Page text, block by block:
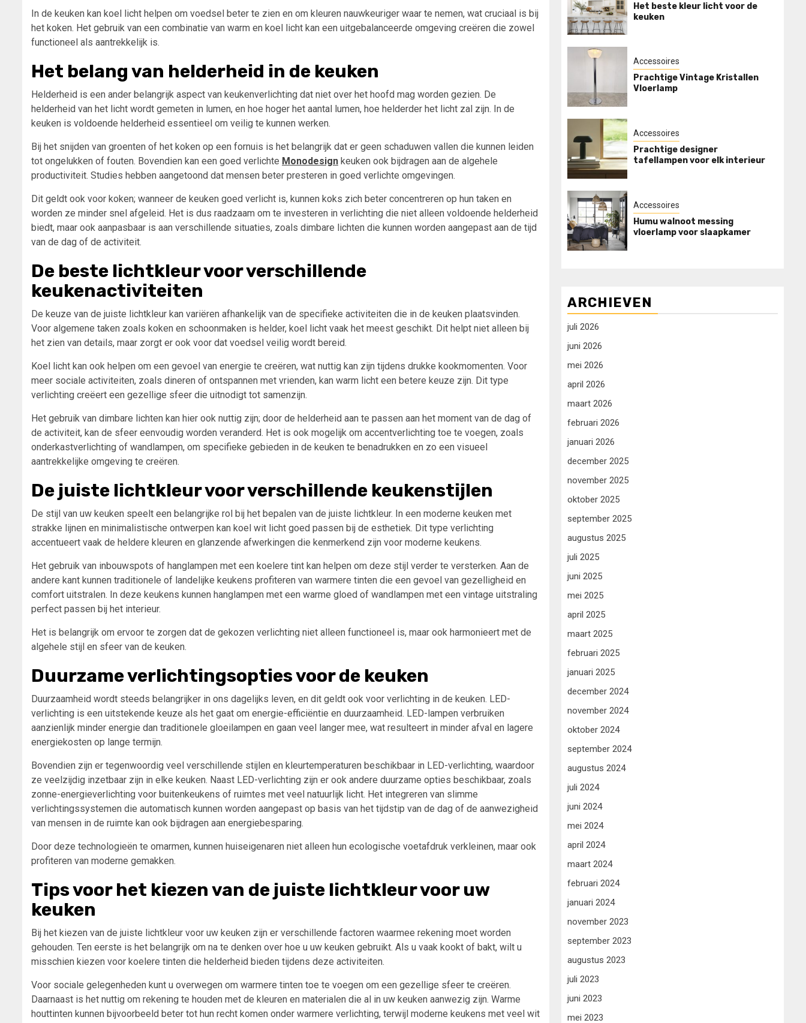
In de keuken kan koel licht helpen om voedsel beter te zien en om kleuren nauwkeuriger waar te nemen, wat cruciaal is bij
het koken. Het gebruik van een combinatie van warm en koel licht kan een uitgebalanceerde omgeving creëren die zowel
functioneel als aantrekkelijk is.
Het belang van helderheid in de keuken
Helderheid is een ander belangrijk aspect van keukenverlichting dat niet over het hoofd mag worden gezien. De
helderheid van het licht wordt gemeten in lumen, en hoe hoger het aantal lumen, hoe helderder het licht zal zijn. In de
keuken is voldoende helderheid essentieel om veilig te kunnen werken.
Bij het snijden van groenten of het koken op een fornuis is het belangrijk dat er geen schaduwen vallen die kunnen leiden
tot ongelukken of fouten. Bovendien kan een goed verlichte Monodesign keuken ook bijdragen aan de algehele
productiviteit. Studies hebben aangetoond dat mensen beter presteren in goed verlichte omgevingen.
Dit geldt ook voor koken; wanneer de keuken goed verlicht is, kunnen koks zich beter concentreren op hun taken en
worden ze minder snel afgeleid. Het is dus raadzaam om te investeren in verlichting die niet alleen voldoende helderheid
biedt, maar ook aanpasbaar is aan verschillende situaties, zoals dimbare lichten die kunnen worden aangepast aan de tijd
van de dag of de activiteit.
De beste lichtkleur voor verschillende
keukenactiviteiten
De keuze van de juiste lichtkleur kan variëren afhankelijk van de specifieke activiteiten die in de keuken plaatsvinden.
Voor algemene taken zoals koken en schoonmaken is helder, koel licht vaak het meest geschikt. Dit helpt niet alleen bij
het zien van details, maar zorgt er ook voor dat voedsel veilig wordt bereid.
Koel licht kan ook helpen om een gevoel van energie te creëren, wat nuttig kan zijn tijdens drukke kookmomenten. Voor
meer sociale activiteiten, zoals dineren of ontspannen met vrienden, kan warm licht een betere keuze zijn. Dit type
verlichting creëert een gezellige sfeer die uitnodigt tot samenzijn.
Het gebruik van dimbare lichten kan hier ook nuttig zijn; door de helderheid aan te passen aan het moment van de dag of
de activiteit, kan de sfeer eenvoudig worden veranderd. Het is ook mogelijk om accentverlichting toe te voegen, zoals
onderkastverlichting of wandlampen, om specifieke gebieden in de keuken te benadrukken en zo een visueel
aantrekkelijke omgeving te creëren.
De juiste lichtkleur voor verschillende keukenstijlen
De stijl van uw keuken speelt een belangrijke rol bij het bepalen van de juiste lichtkleur. In een moderne keuken met
strakke lijnen en minimalistische ontwerpen kan koel wit licht goed passen bij de esthetiek. Dit type verlichting
accentueert vaak de heldere kleuren en glanzende afwerkingen die kenmerkend zijn voor moderne keukens.
Het gebruik van inbouwspots of hanglampen met een koelere tint kan helpen om deze stijl verder te versterken. Aan de
andere kant kunnen traditionele of landelijke keukens profiteren van warmere tinten die een gevoel van gezelligheid en
comfort uitstralen. In deze keukens kunnen hanglampen met een warme gloed of wandlampen met een vintage uitstraling
perfect passen bij het interieur.
Het is belangrijk om ervoor te zorgen dat de gekozen verlichting niet alleen functioneel is, maar ook harmonieert met de
algehele stijl en sfeer van de keuken.
Duurzame verlichtingsopties voor de keuken
Duurzaamheid wordt steeds belangrijker in ons dagelijks leven, en dit geldt ook voor verlichting in de keuken. LED-
verlichting is een uitstekende keuze als het gaat om energie-efficiëntie en duurzaamheid. LED-lampen verbruiken
aanzienlijk minder energie dan traditionele gloeilampen en gaan veel langer mee, wat resulteert in minder afval en lagere
energiekosten op lange termijn.
Bovendien zijn er tegenwoordig veel verschillende stijlen en kleurtemperaturen beschikbaar in LED-verlichting, waardoor
ze veelzijdig inzetbaar zijn in elke keuken. Naast LED-verlichting zijn er ook andere duurzame opties beschikbaar, zoals
zonne-energieverlichting voor buitenkeukens of ruimtes met veel natuurlijk licht. Het integreren van slimme
verlichtingssystemen die automatisch kunnen worden aangepast op basis van het tijdstip van de dag of de aanwezigheid
van mensen in de ruimte kan ook bijdragen aan energiebesparing.
Door deze technologieën te omarmen, kunnen huiseigenaren niet alleen hun ecologische voetafdruk verkleinen, maar ook
profiteren van moderne gemakken.
Tips voor het kiezen van de juiste lichtkleur voor uw
keuken
Bij het kiezen van de juiste lichtkleur voor uw keuken zijn er verschillende factoren waarmee rekening moet worden
gehouden. Ten eerste is het belangrijk om na te denken over hoe u uw keuken gebruikt. Als u vaak kookt of bakt, wilt u
misschien kiezen voor koelere tinten die helderheid bieden tijdens deze activiteiten.
Voor sociale gelegenheden kunt u overwegen om warmere tinten toe te voegen om een gezellige sfeer te creëren.
Daarnaast is het nuttig om rekening te houden met de kleuren en materialen die al in uw keuken aanwezig zijn. Warme
houttinten kunnen bijvoorbeeld beter tot hun recht komen onder warmere verlichting, terwijl moderne keukens met veel wit
Het beste kleur licht voor de
keuken
Accessoires
Prachtige Vintage Kristallen
Vloerlamp
Accessoires
Prachtige designer
tafellampen voor elk interieur
Accessoires
Humu walnoot messing
vloerlamp voor slaapkamer
ARCHIEVEN
juli 2026
juni 2026
mei 2026
april 2026
maart 2026
februari 2026
januari 2026
december 2025
november 2025
oktober 2025
september 2025
augustus 2025
juli 2025
juni 2025
mei 2025
april 2025
maart 2025
februari 2025
januari 2025
december 2024
november 2024
oktober 2024
september 2024
augustus 2024
juli 2024
juni 2024
mei 2024
april 2024
maart 2024
februari 2024
januari 2024
november 2023
september 2023
augustus 2023
juli 2023
juni 2023
mei 2023